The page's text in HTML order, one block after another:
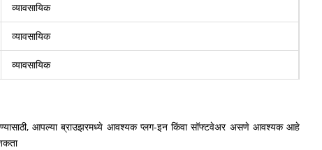
व्यावसायिक
व्यावसायिक
व्यावसायिक
आपल्या ब्राउझरमध्ये आवश्यक प्लग-इन किंवा सॉफ्टवेअर असणे आवश्यक आहे